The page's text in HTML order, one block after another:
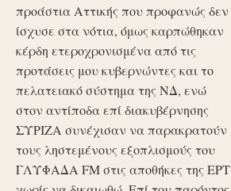
προάστια Αττικής που προφανώς δεν
ίσχυσε στα νότια, όμως καρπώθηκαν
κέρδη ετεροχρονισμένα από τις
προτάσεις μου κυβερνώντες και το
πελατειακό σύστημα της ΝΔ, ενώ
στον αντίποδα επί διακυβέρνησης
ΣΥΡΙΖΑ συνέχισαν να παρακρατούν
τους ληστεμένους εξοπλισμούς του
ΓΛΥΦΑΔΑ FM στις αποθήκες της ΕΡΤ